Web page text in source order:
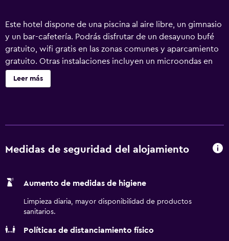
Este hotel dispone de una piscina al aire libre, un gimnasio
y un bar-cafetería. Podrás disfrutar de un desayuno bufé
gratuito, wifi gratis en las zonas comunes y aparcamiento
gratuito. Otras instalaciones incluyen un microondas en
una zona común, lavandería y servicio de recepción 24
horas. Se ofrece un servicio de limpieza a petición. TRU by
wifi gratis. Los servicios para las personas de negocios
petición. Los servicios de ocio y esparcimiento en este
Leer más
Medidas de seguridad del alojamiento
Aumento de medidas de higiene
Limpieza diaria, mayor disponibilidad de productos
sanitarios.
Políticas de distanciamiento físico